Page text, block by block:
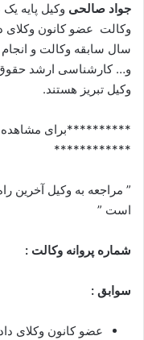
جواد صالحی وکیل پایه
سال سابقه وکالت و
و… کارشناسی ارشد حقوق
وکیل تبریز هستند.
**********برای مشاهده
************
” مراجعه به وکیل آخرین
است ”
شماره پروانه وکالت :
سوابق :
عضو کانون وکلای